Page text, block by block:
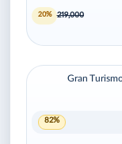
219,000
20%
82%